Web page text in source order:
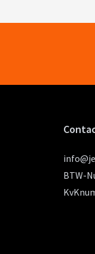
BTW-